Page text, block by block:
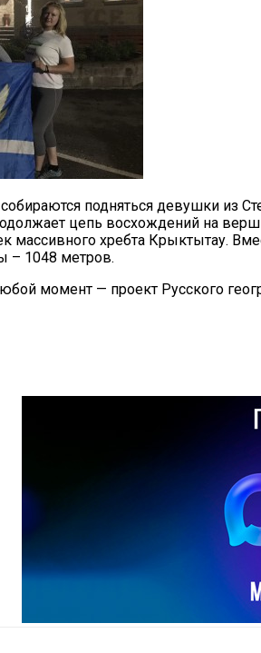
подняться девушки из
цепь восхождений на
массивного хребта Крыктытау.
– 1048 метров.
момент — проект Русского